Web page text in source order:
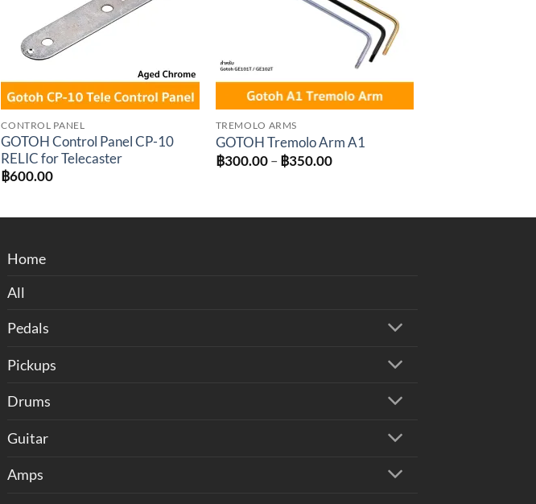
CONTROL PANEL
GOTOH Control Panel CP-10
RELIC for Telecaster
฿600.00
TREMOLO ARMS
GOTOH Tremolo Arm A1
฿300.00 – ฿350.00Price
Home
All
Pedals
Pickups
Drums
Guitar
Amps